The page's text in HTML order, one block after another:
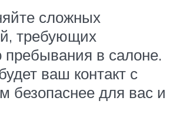
сложных
требующих
пребывания в салоне.
ваш контакт с
безопаснее для вас и